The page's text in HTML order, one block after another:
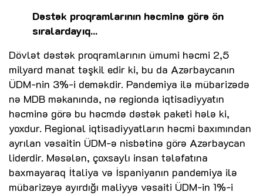
Dəstək proqramlarının həcminə görə ön
sıralardayıq...
Dövlət dəstək proqramlarının ümumi həcmi 2,5
milyard manat təşkil edir ki, bu da Azərbaycanın
ÜDM-nin 3%-i deməkdir. Pandemiya ilə mübarizədə
nə MDB məkanında, nə regionda iqtisadiyyatın
həcminə görə bu həcmdə dəstək paketi hələ ki,
yoxdur. Regional iqtisadiyyatların həcmi baxımından
ayrılan vəsaitin ÜDM-ə nisbətinə görə Azərbaycan
liderdir. Məsələn, çoxsaylı insan tələfatına
baxmayaraq İtaliya və İspaniyanın pandemiya ilə
mübarizəyə ayırdığı maliyyə vəsaiti ÜDM-in 1%-i